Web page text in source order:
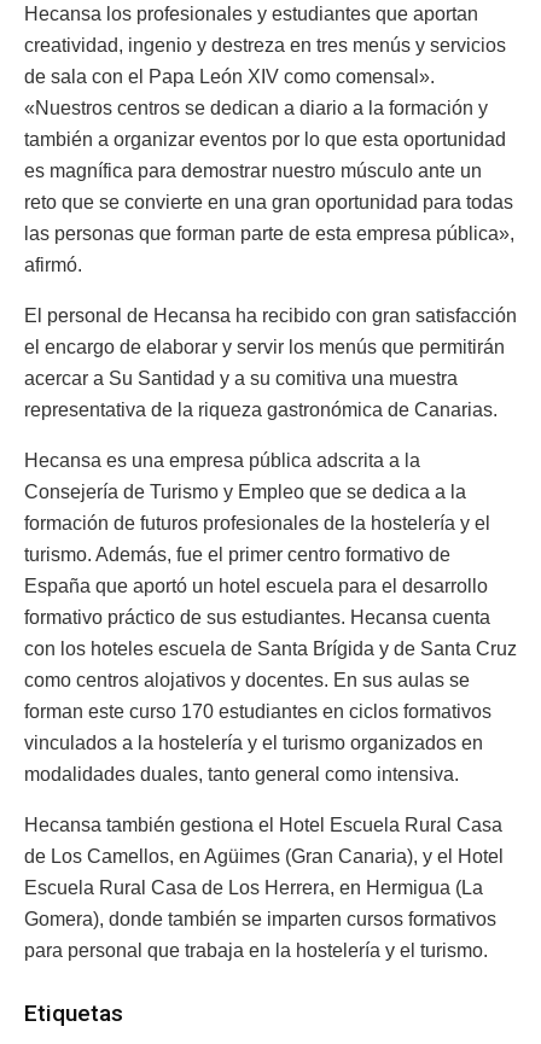
Hecansa los profesionales y estudiantes que aportan
creatividad, ingenio y destreza en tres menús y servicios
de sala con el Papa León XIV como comensal».
«Nuestros centros se dedican a diario a la formación y
también a organizar eventos por lo que esta oportunidad
es magnífica para demostrar nuestro músculo ante un
reto que se convierte en una gran oportunidad para todas
las personas que forman parte de esta empresa pública»,
afirmó.
El personal de Hecansa ha recibido con gran satisfacción
el encargo de elaborar y servir los menús que permitirán
acercar a Su Santidad y a su comitiva una muestra
representativa de la riqueza gastronómica de Canarias.
Hecansa es una empresa pública adscrita a la
Consejería de Turismo y Empleo que se dedica a la
formación de futuros profesionales de la hostelería y el
turismo. Además, fue el primer centro formativo de
España que aportó un hotel escuela para el desarrollo
formativo práctico de sus estudiantes. Hecansa cuenta
con los hoteles escuela de Santa Brígida y de Santa Cruz
como centros alojativos y docentes. En sus aulas se
forman este curso 170 estudiantes en ciclos formativos
vinculados a la hostelería y el turismo organizados en
modalidades duales, tanto general como intensiva.
Hecansa también gestiona el Hotel Escuela Rural Casa
de Los Camellos, en Agüimes (Gran Canaria), y el Hotel
Escuela Rural Casa de Los Herrera, en Hermigua (La
Gomera), donde también se imparten cursos formativos
para personal que trabaja en la hostelería y el turismo.
Etiquetas